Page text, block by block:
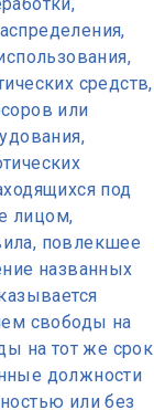
средств,
или
под
лицом,
повлекшее
названных
свободы на
на тот же срок
должности
или без